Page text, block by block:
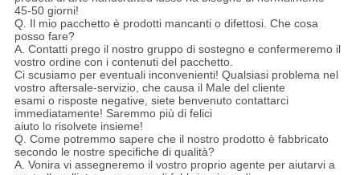
45-50 giorni!
Q. Il mio pacchetto è prodotti mancanti o difettosi. Che cosa
posso fare?
A. Contatti prego il nostro gruppo di sostegno e confermeremo il
vostro ordine con i contenuti del pacchetto.
Ci scusiamo per eventuali inconvenienti! Qualsiasi problema nel
vostro aftersale-servizio, che causa il Male del cliente
esami o risposte negative, siete benvenuto contattarci
immediatamente! Saremmo più di felici
aiuto lo risolvete insieme!
Q. Come potremmo sapere che il nostro prodotto è fabbricato
secondo le nostre specifiche di qualità?
A. Vonira vi assegneremo il vostro proprio agente per aiutarvi a